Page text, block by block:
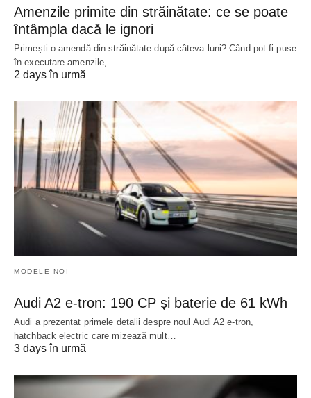
Amenzile primite din străinătate: ce se poate
întâmpla dacă le ignori
Primești o amendă din străinătate după câteva luni? Când pot fi puse
în executare amenzile,…
2 days în urmă
MODELE NOI
Audi A2 e-tron: 190 CP și baterie de 61 kWh
Audi a prezentat primele detalii despre noul Audi A2 e-tron,
hatchback electric care mizează mult…
3 days în urmă